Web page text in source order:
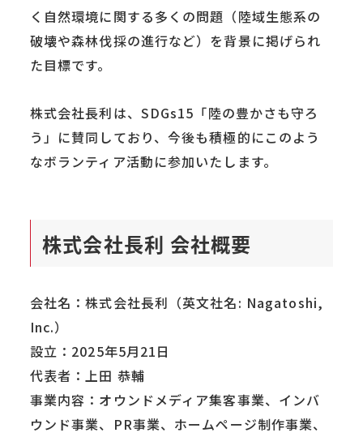
く自然環境に関する多くの問題（陸域生態系の
破壊や森林伐採の進行など）を背景に掲げられ
た目標です。
株式会社長利は、SDGs15「陸の豊かさも守ろ
う」に賛同しており、今後も積極的にこのよう
なボランティア活動に参加いたします。
株式会社長利 会社概要
会社名：株式会社長利（英文社名: Nagatoshi,
Inc.）
設⽴：2025年5月21日
代表者：上田 恭輔
事業内容：オウンドメディア集客事業、インバ
ウンド事業、PR事業、ホームページ制作事業、